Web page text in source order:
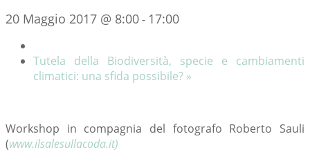
20 Maggio 2017 @ 8:00- 17:00
Tutela della Biodiversità, specie e cambiamenti
climatici: una sfida possibile? »
Workshop in compagnia del fotografo Roberto Sauli
(www.ilsalesullacoda.it)